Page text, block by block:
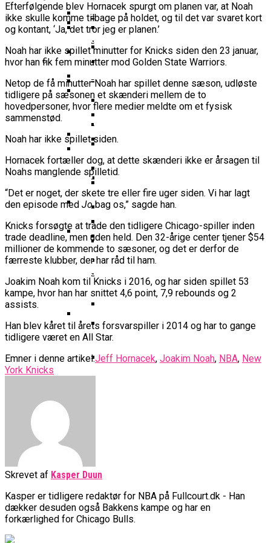
Møder FC Barcelona I Minicopa Endesa´s
Semifinale
Bakken Bears-Stjerne Skifter Til
Bundesligaen
Bakken Bears Sender Stjernespiller
Til NBA Summer League
Dansk Landstræner Efter Misset
EM-Slutrunde: “Vi Har Lagt
Dårligste Karakter For Skuffende
EuroBasket-Kvalifikation
Her Er Den Georgiske Og Finske
Trup, Danmark Skal Møde I
Kampen Om En EM-Billet
Bakkens Supertalent
Nominerede Til Grundspillets
Bedste Unge Spiller
Vildt Comeback Og
Knækkede Porto Efter Dobbelt
Bakken Bears Skuffer Igen I
Europa Og Nærmer Sig Tidligt
Exit
Bakken Bears Åbner FIBA Europe
Cup Med Smalt Nederlag
16-Årige Noah Nørgaard Slutter
Som Topscorer Til Youth
Champions League
Dansk Tenerife-Talent Med Ny
Brandkamp I Youth Champions
Noah Nørgaard Og Tenerife Fik
Champions League: “Vores Mål
Er At Vinde Turneringen”
Dansk Tenerife-Stortalent
Imponerede Stort I Debut I Youth
Champions League
Misser Champions League-
EuroCup
EuroLeague Udvider Til 20 Hold:
Dubai, Hapoel Og Valencia
Træder Ind På Europas Største
Scene
Mere Europæisk Topbasket
Venter: Dansk Stjerne Skifter Til
Spansk EuroCup-Klub
ALBA Berlin Siger Farvel Til
EuroLeague – Skifter Til
Basketball Champions League
Danske Tobias Jensen Fik
Spilletid I Testkamp Mod
Portland Trail Blazers
Emilie Hesseldal Stopper På
Landsholdet
Torsdag Jagter Noah Nørgaard
Sensation Mod Mægtige Real Madrid I
Spansk U18-Kvartfinale
Wembanyamas EM-Deltagelse I Fare:
Der Er Mange Usikkerheder Lige Nu
Danmarks Kvindelandshold Skal Have
Ny Landstræner
Årige Udtaget Til Bruttotruppen
Mod Georgien
Offentliggjort
VM’s All Star-Hold Offentliggjort
Tyskland Er Verdensmester For
Første Gang
Canada Vinder VM-Bronze Efter
Vanvittigt Overtidsdrama Mod
USA
Olympiske Lege
Morten Stig Jensen Om OL 2024:
“Vi Kan Forvente Os En Af De
Bedste Omgange OL
Nogensinde”
Udtaget Til Sydsudansk OL-
Bruttotrup
Breaking: Team USA Samler
Superstjernerne Til OL 2024
Basketball-OL 2024: Se
Kalender
Ungdomspokalfinalerne: Her Er Alle
Vinderne
Ekstra Bladet Har Købt Rettighederne
Til Basketligaen
BørneBasketFonden Sender
Spændende U15-Trup Til Jr. NBA
Europe Tournament Til Sommer
Fra Drøm Til Virkelighed: Vejen
Basketball Klub Rykker Op I
Basketligaen
Medlemstal I Dansk Basket Boomer:
Fremgang For 12. År I Træk
Klumme
Efterfølgende blev Hornacek spurgt om planen var, at Noah
ikke skulle komme tilbage på holdet, og til det var svaret kort
og kontant, ‘Ja, det tror jeg er planen.’
Noah har ikke spillet minutter for Knicks siden den 23 januar,
hvor han fik fem minutter mod Golden State Warriors.
Netop de få minutter Noah har spillet denne sæson, udløste
tidligere på sæsonen et skænderi mellem de to
hovedpersoner, hvor flere medier meldte om et fysisk
sammenstød.
Noah har ikke spillet siden.
Hornacek fortæller dog, at dette skænderi ikke er årsagen til
Noahs manglende spilletid.
“Det er noget, der skete tre eller fire uger siden. Vi har lagt
den episode med Jobag os,” sagde han.
Knicks forsøgte at trade den tidligere Chicago-spiller inden
trade deadline, men uden held. Den 32-årige center tjener $54
millioner de kommende to sæsoner, og det er derfor de
færreste klubber, der har råd til ham.
Joakim Noah kom til Knicks i 2016, og har siden spillet 53
kampe, hvor han har snittet 4,6 point, 7,9 rebounds og 2
assists.
Han blev kåret til årets forsvarspiller i 2014 og har to gange
tidligere været en All Star.
Emner i denne artikel:Jeff Hornacek, Joakim Noah, NBA, New
York Knicks
Skrevet af Kasper Duun
Kasper er tidligere redaktør for NBA på Fullcourt.dk - Han
dækker desuden også Bakkens kampe og har en
forkærlighed for Chicago Bulls.